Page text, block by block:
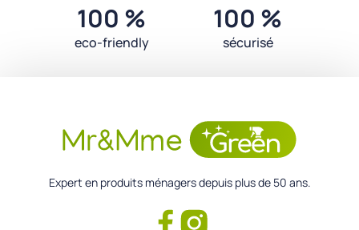
100 %
eco-friendly
100 %
sécurisé
Expert en produits ménagers depuis plus de 50 ans.